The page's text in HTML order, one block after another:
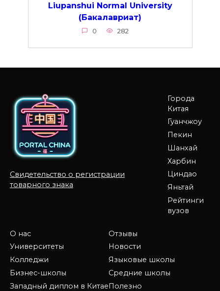
Liupanshui Normal University
(Бакалавриат)
0 282
Свидетельство о регистрации
товарного знака
Города
Китая
Гуанчжоу
Пекин
Шанхай
Харбин
Циндао
Яньтай
Рейтинги
вузов
О нас
Университеты
Колледжи
Бизнес-школы
Западный диплом в Китае
Отзывы
Новости
Языковые школы
Средние школы
Полезно